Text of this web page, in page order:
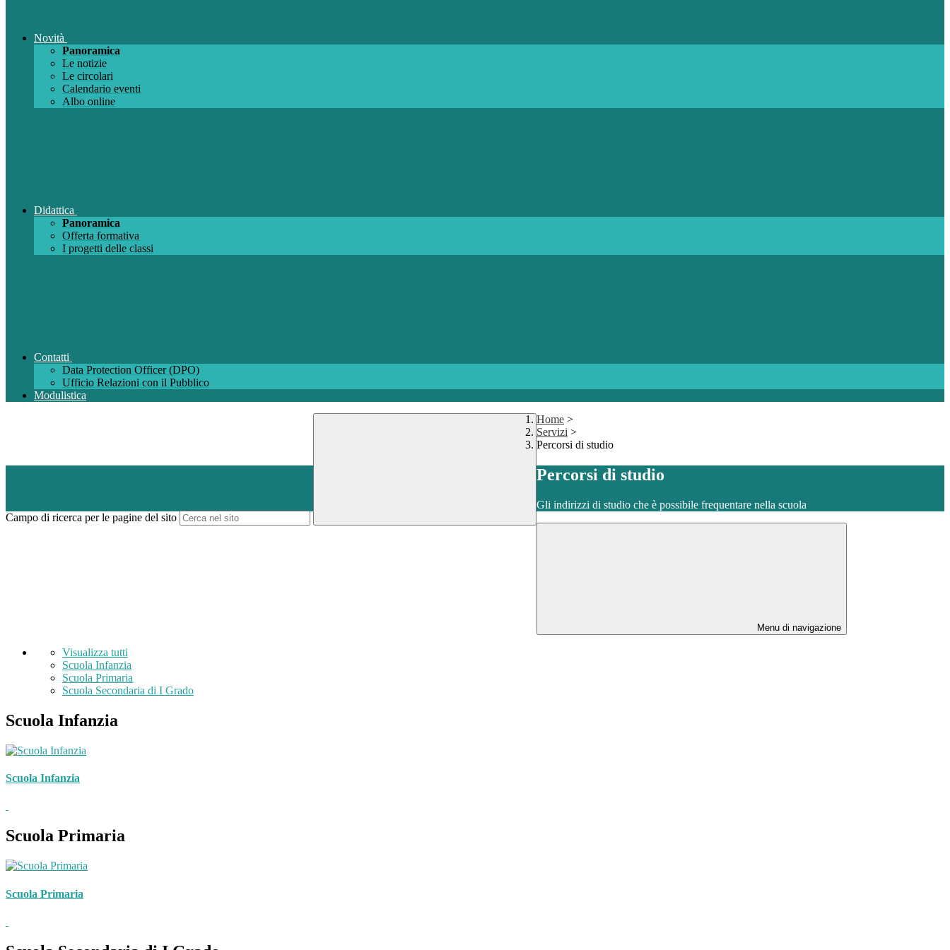
Novità
Panoramica
Le notizie
Le circolari
Calendario eventi
Albo online
Didattica
Panoramica
Offerta formativa
I progetti delle classi
Contatti
Data Protection Officer (DPO)
Ufficio Relazioni con il Pubblico
Modulistica
Campo di ricerca per le pagine del sito
Home >
Servizi >
Percorsi di studio
Percorsi di studio
Gli indirizzi di studio che è possibile frequentare nella scuola
Menu di navigazione
Visualizza tutti
Scuola Infanzia
Scuola Primaria
Scuola Secondaria di I Grado
Scuola Infanzia
Scuola Infanzia
Scuola Primaria
Scuola Primaria